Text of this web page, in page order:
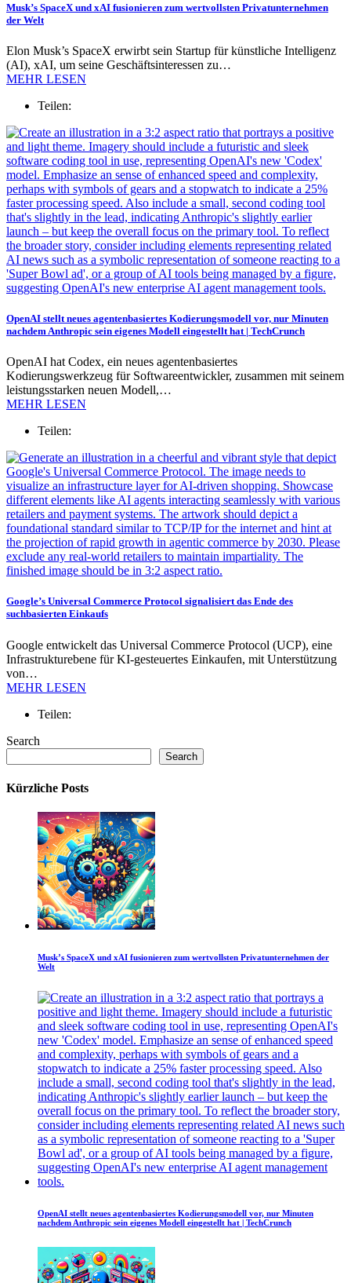
Musk’s SpaceX und xAI fusionieren zum wertvollsten Privatunternehmen
der Welt
Elon Musk’s SpaceX erwirbt sein Startup für künstliche Intelligenz
(AI), xAI, um seine Geschäftsinteressen zu…
MEHR LESEN
Teilen:
OpenAI stellt neues agentenbasiertes Kodierungsmodell vor, nur Minuten
nachdem Anthropic sein eigenes Modell eingestellt hat | TechCrunch
OpenAI hat Codex, ein neues agentenbasiertes
Kodierungswerkzeug für Softwareentwickler, zusammen mit seinem
leistungsstarken neuen Modell,…
MEHR LESEN
Teilen:
Google’s Universal Commerce Protocol signalisiert das Ende des
suchbasierten Einkaufs
Google entwickelt das Universal Commerce Protocol (UCP), eine
Infrastrukturebene für KI-gesteuertes Einkaufen, mit Unterstützung
von…
MEHR LESEN
Teilen:
Search
Search
Kürzliche Posts
Musk’s SpaceX und xAI fusionieren zum wertvollsten Privatunternehmen der
Welt
OpenAI stellt neues agentenbasiertes Kodierungsmodell vor, nur Minuten
nachdem Anthropic sein eigenes Modell eingestellt hat | TechCrunch